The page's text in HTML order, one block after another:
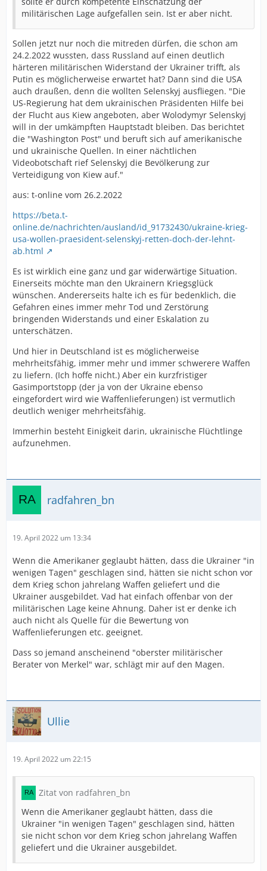
militärischen Lage aufgefallen sein. Ist er aber nicht.
Sollen jetzt nur noch die mitreden dürfen, die schon am
24.2.2022 wussten, dass Russland auf einen deutlich
härteren militärischen Widerstand der Ukrainer trifft, als
Putin es möglicherweise erwartet hat? Dann sind die USA
auch draußen, denn die wollten Selenskyj ausfliegen. "Die
US-Regierung hat dem ukrainischen Präsidenten Hilfe bei
der Flucht aus Kiew angeboten, aber Wolodymyr Selenskyj
will in der umkämpften Hauptstadt bleiben. Das berichtet
die "Washington Post" und beruft sich auf amerikanische
und ukrainische Quellen. In einer nächtlichen
Videobotschaft rief Selenskyj die Bevölkerung zur
Verteidigung von Kiew auf."
aus: t-online vom 26.2.2022
https://beta.t-
online.de/nachrichten/ausland/id_91732430/ukraine-krieg-
usa-wollen-praesident-selenskyj-retten-doch-der-lehnt-
ab.html
Es ist wirklich eine ganz und gar widerwärtige Situation.
Einerseits möchte man den Ukrainern Kriegsglück
wünschen. Andererseits halte ich es für bedenklich, die
Gefahren eines immer mehr Tod und Zerstörung
bringenden Widerstands und einer Eskalation zu
unterschätzen.
Und hier in Deutschland ist es möglicherweise
mehrheitsfähig, immer mehr und immer schwerere Waffen
zu liefern. (Ich hoffe nicht.) Aber ein kurzfristiger
Gasimportstopp (der ja von der Ukraine ebenso
eingefordert wird wie Waffenlieferungen) ist vermutlich
deutlich weniger mehrheitsfähig.
Immerhin besteht Einigkeit darin, ukrainische Flüchtlinge
aufzunehmen.
radfahren_bn
19. April 2022 um 13:34
Wenn die Amerikaner geglaubt hätten, dass die Ukrainer "in
wenigen Tagen" geschlagen sind, hätten sie nicht schon vor
dem Krieg schon jahrelang Waffen geliefert und die
Ukrainer ausgebildet. Vad hat einfach offenbar von der
militärischen Lage keine Ahnung. Daher ist er denke ich
auch nicht als Quelle für die Bewertung von
Waffenlieferungen etc. geeignet.
Dass so jemand anscheinend "oberster militärischer
Berater von Merkel" war, schlägt mir auf den Magen.
Ullie
19. April 2022 um 22:15
Zitat von radfahren_bn
Wenn die Amerikaner geglaubt hätten, dass die
Ukrainer "in wenigen Tagen" geschlagen sind, hätten
sie nicht schon vor dem Krieg schon jahrelang Waffen
geliefert und die Ukrainer ausgebildet.